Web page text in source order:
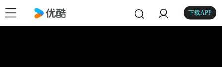
下载APP